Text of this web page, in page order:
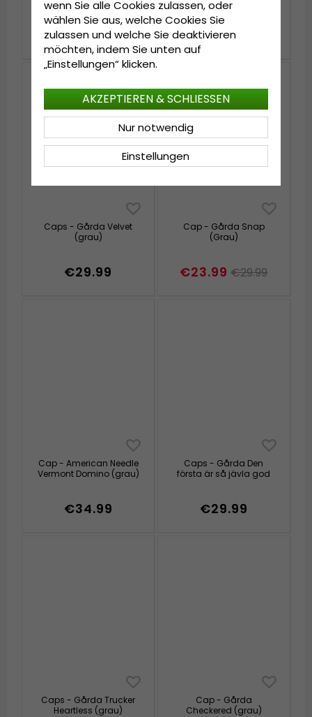
Dunbar Driver Cap
(grau/schwarz)
€31.99 €39.99
Mallow Cotton Mix
(grau)
€31.99€39.99
Caps - Gårda Velvet
(grau)
€29.99
Cap - Gårda Snap
(Grau)
€23.99 €29.99
Cap - American Needle
Vermont Domino (grau)
€34.99
Caps - Gårda Den
första är så jävla god
€29.99
Caps - Gårda Trucker
Heartless (grau)
Cap - Gårda
Checkered (grau)
wenn Sie alle Cookies zulassen, oder
wählen Sie aus, welche Cookies Sie
zulassen und welche Sie deaktivieren
möchten, indem Sie unten auf
„Einstellungen“ klicken.
Einstellungen
Nur notwendig
AKZEPTIEREN & SCHLIESSEN